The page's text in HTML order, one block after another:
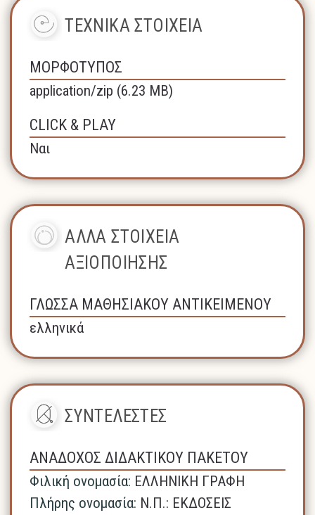
ΤΕΧΝΙΚΑ ΣΤΟΙΧΕΙΑ
ΜΟΡΦΟΤΥΠΟΣ
application/zip (6.23 MB)
CLICK & PLAY
Ναι
ΑΛΛΑ ΣΤΟΙΧΕΙΑ
ΑΞΙΟΠΟΙΗΣΗΣ
ΓΛΩΣΣΑ ΜΑΘΗΣΙΑΚΟΥ ΑΝΤΙΚΕΙΜΕΝΟΥ
ελληνικά
ΣΥΝΤΕΛΕΣΤΕΣ
ΑΝΑΔΟΧΟΣ ΔΙΔΑΚΤΙΚΟΥ ΠΑΚΕΤΟΥ
Φιλική ονομασία: ΕΛΛΗΝΙΚΗ ΓΡΑΦΗ
Πλήρης ονομασία: N.Π.: ΕΚΔΟΣΕΙΣ